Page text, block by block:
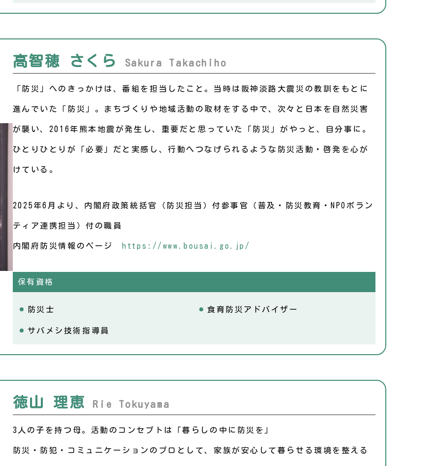
高智穂 さくら Sakura Takachiho
「防災」へのきっかけは、番組を担当したこと。当時は阪神淡路大震災の教訓をもとに
進んでいた「防災」。まちづくりや地域活動の取材をする中で、次々と日本を自然災害
が襲い、2016年熊本地震が発生し、重要だと思っていた「防災」がやっと、自分事に。
ひとりひとりが「必要」だと実感し、行動へつなげられるような防災活動・啓発を心が
けている。
2025年6月より、内閣府政策統括官（防災担当）付参事官（普及・防災教育・NPOボラン
ティア連携担当）付の職員
内閣府防災情報のページ https://www.bousai.go.jp/
保有資格
防災士 食育防災アドバイザー
サバメシ技術指導員
徳山 理恵 Rie Tokuyama
3人の子を持つ母。活動のコンセプトは「暮らしの中に防災を」
防災・防犯・コミュニケーションのプロとして、家族が安心して暮らせる環境を整える